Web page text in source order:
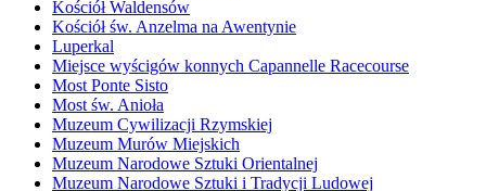
Kościół Waldensów
Kościół św. Anzelma na Awentynie
Luperkal
Miejsce wyścigów konnych Capannelle Racecourse
Most Ponte Sisto
Most św. Anioła
Muzeum Cywilizacji Rzymskiej
Muzeum Murów Miejskich
Muzeum Narodowe Sztuki Orientalnej
Muzeum Narodowe Sztuki i Tradycji Ludowej